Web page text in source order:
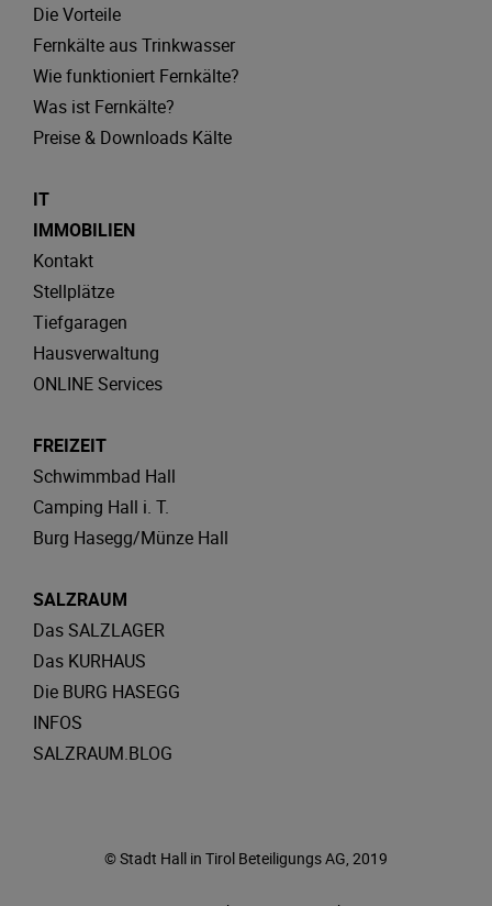
Die Vorteile
Fernkälte aus Trinkwasser
Wie funktioniert Fernkälte?
Was ist Fernkälte?
Preise & Downloads Kälte
IT
IMMOBILIEN
Kontakt
Stellplätze
Tiefgaragen
Hausverwaltung
ONLINE Services
FREIZEIT
Schwimmbad Hall
Camping Hall i. T.
Burg Hasegg/Münze Hall
SALZRAUM
Das SALZLAGER
Das KURHAUS
Die BURG HASEGG
INFOS
SALZRAUM.BLOG
© Stadt Hall in Tirol Beteiligungs AG, 2019